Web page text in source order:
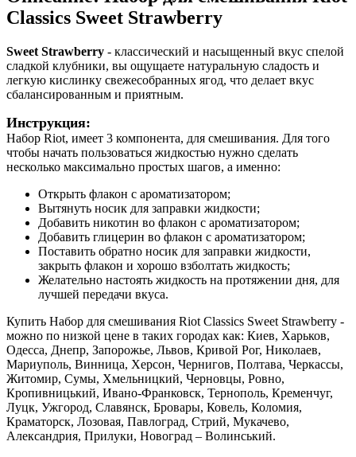
Classics Sweet Strawberry
Sweet Strawberry - классический и насыщенный вкус спелой
сладкой клубники, вы ощущаете натуральную сладость и
легкую кислинку свежесобранных ягод, что делает вкус
сбалансированным и приятным.
Инструкция:
Набор Riot, имеет 3 компонента, для смешивания. Для того
чтобы начать пользоваться жидкостью нужно сделать
несколько максимально простых шагов, а именно:
Открыть флакон с ароматизатором;
Вытянуть носик для заправки жидкости;
Добавить никотин во флакон с ароматизатором;
Добавить глицерин во флакон с ароматизатором;
Поставить обратно носик для заправки жидкости,
закрыть флакон и хорошо взболтать жидкость;
Желательно настоять жидкость на протяжении дня, для
лучшей передачи вкуса.
Купить Набор для смешивания Riot Classics Sweet Strawberry -
можно по низкой цене в таких городах как: Киев, Харьков,
Одесса, Днепр, Запорожье, Львов, Кривой Рог, Николаев,
Мариуполь, Винница, Херсон, Чернигов, Полтава, Черкассы,
Житомир, Сумы, Хмельницкий, Черновцы, Ровно,
Кропивницький, Ивано-Франковск, Тернополь, Кременчуг,
Луцк, Ужгород, Славянск, Бровары, Ковель, Коломия,
Краматорск, Лозовая, Павлоград, Стрий, Мукачево,
Александрия, Прилуки, Новоград – Волинський.